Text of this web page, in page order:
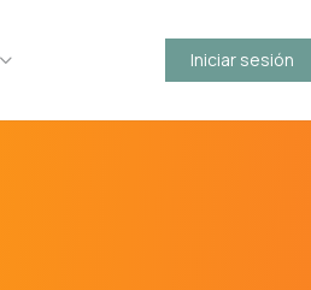
Iniciar sesión